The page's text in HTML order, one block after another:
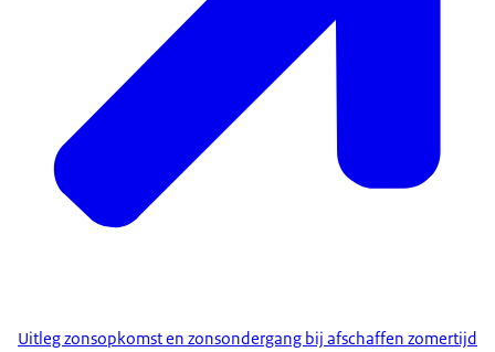
Uitleg zonsopkomst en zonsondergang bij afschaffen zomertijd